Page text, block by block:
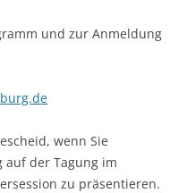
und zur Anmeldung
wenn Sie
auf der Tagung im
zu präsentieren.